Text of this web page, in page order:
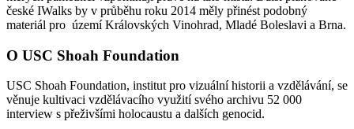
české IWalks by v průběhu roku 2014 měly přinést podobný
materiál pro území Královských Vinohrad, Mladé Boleslavi a Brna.
O USC Shoah Foundation
USC Shoah Foundation, institut pro vizuální historii a vzdělávání, se
věnuje kultivaci vzdělávacího využití svého archivu 52 000
interview s přeživšími holocaustu a dalších genocid.